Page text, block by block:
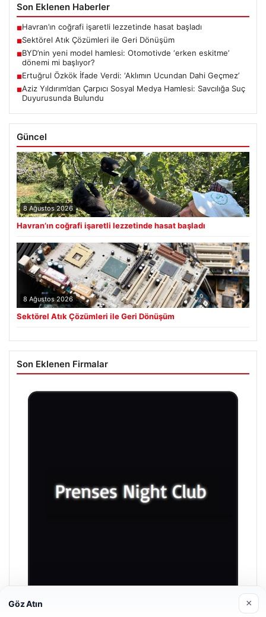
Son Eklenen Haberler
■Havran’ın coğrafi işaretli lezzetinde hasat başladı
■Sektörel Atık Çözümleri ile Geri Dönüşüm
■BYD’nin yeni model hamlesi: Otomotivde ‘erken eskitme’
dönemi mi başlıyor?
■Ertuğrul Özkök İfade Verdi: ‘Aklımın Ucundan Dahi Geçmez’
■Aziz Yıldırım’dan Çarpıcı Sosyal Medya Hamlesi: Savcılığa Suç
Duyurusunda Bulundu
Güncel
8 Ağustos 2026
Havran’ın coğrafi işaretli lezzetinde hasat başladı
8 Ağustos 2026
Sektörel Atık Çözümleri ile Geri Dönüşüm
Son Eklenen Firmalar
Göz Atın ×